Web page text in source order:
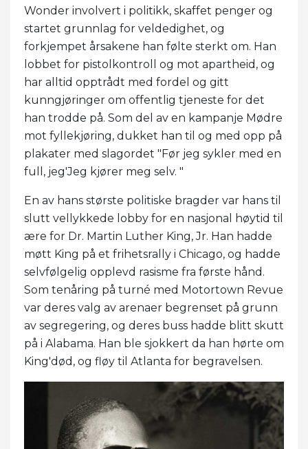
Wonder involvert i politikk, skaffet penger og
startet grunnlag for veldedighet, og
forkjempet årsakene han følte sterkt om. Han
lobbet for pistolkontroll og mot apartheid, og
har alltid opptrådt med fordel og gitt
kunngjøringer om offentlig tjeneste for det
han trodde på. Som del av en kampanje Mødre
mot fyllekjøring, dukket han til og med opp på
plakater med slagordet "Før jeg sykler med en
full, jeg'Jeg kjører meg selv. "
En av hans største politiske bragder var hans til
slutt vellykkede lobby for en nasjonal høytid til
ære for Dr. Martin Luther King, Jr. Han hadde
møtt King på et frihetsrally i Chicago, og hadde
selvfølgelig opplevd rasisme fra første hånd.
Som tenåring på turné med Motortown Revue
var deres valg av arenaer begrenset på grunn
av segregering, og deres buss hadde blitt skutt
på i Alabama. Han ble sjokkert da han hørte om
King'død, og fløy til Atlanta for begravelsen.